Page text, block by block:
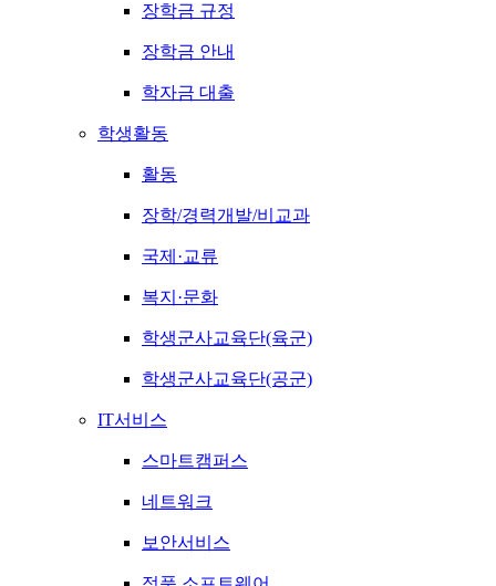
장학금 규정
장학금 안내
학자금 대출
학생활동
활동
장학/경력개발/비교과
국제·교류
복지·문화
학생군사교육단(육군)
학생군사교육단(공군)
IT서비스
스마트캠퍼스
네트워크
보안서비스